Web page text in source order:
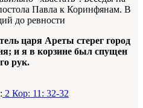
Павла к Коринфянам. В
до ревности
царя Ареты стерег город
и я в корзине был спущен
рук.
2 Кор: 11: 32-32